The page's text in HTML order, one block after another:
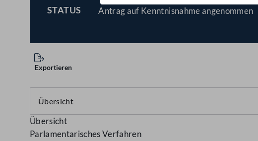
STATUS
Antrag auf Kenntnisnahme angenommen
Exportieren
Übersicht
Parlamentarisches Verfahren